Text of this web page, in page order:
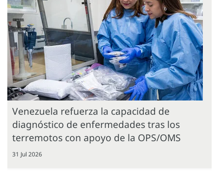
Venezuela refuerza la capacidad de
diagnóstico de enfermedades tras los
terremotos con apoyo de la OPS/OMS
31 Jul 2026